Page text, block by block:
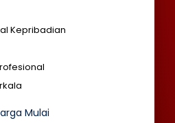
Kepribadian
Mulai